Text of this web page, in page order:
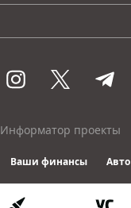
Информатор проекты
Ваши финансы Авто